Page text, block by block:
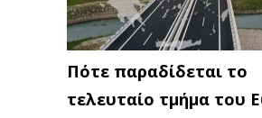
Πότε παραδίδεται το
τελευταίο τμήμα του